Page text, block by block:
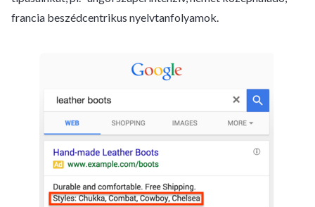
francia beszédcentrikus nyelvtanfolyamok.